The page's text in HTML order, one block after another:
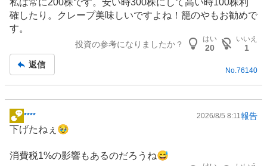
板
記
事
確したり。クレープ美味しいですよね！籠のやもお勧めで
す。
投資の参考になりましたか？
はい
20
いいえ
1
返信
No.76140
掲
示
記
**** 2026/8/5 8:11報告
下げたねぇ🥹
消費税1%の影響もあるのだろうね😅